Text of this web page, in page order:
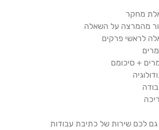
מחקר
מהמרצה על השאלה
לראשי פרקים
+ סיכומם
לכם שירות של כתיבת עבודות